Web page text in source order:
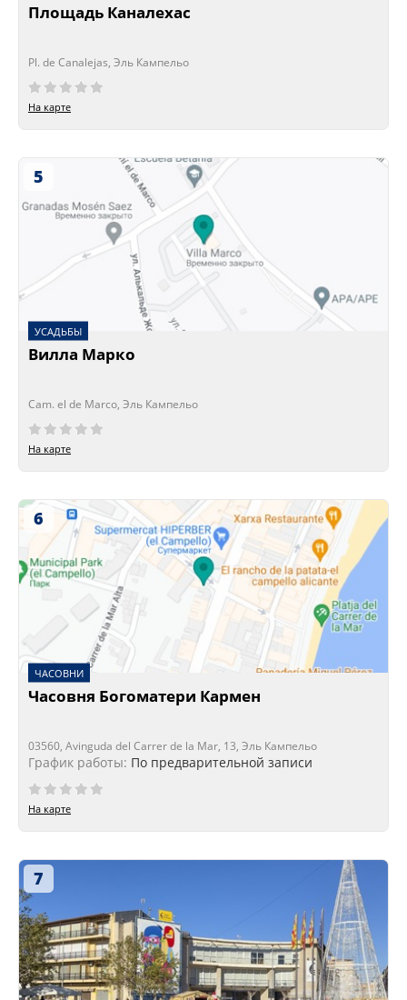
Площадь Каналехас
Pl. de Canalejas, Эль Кампельо
На карте
5
УСАДЬБЫ
Вилла Марко
Cam. el de Marco, Эль Кампельо
На карте
6
ЧАСОВНИ
Часовня Богоматери Кармен
03560, Avinguda del Carrer de la Mar, 13, Эль Кампельо
График работы: По предварительной записи
На карте
7